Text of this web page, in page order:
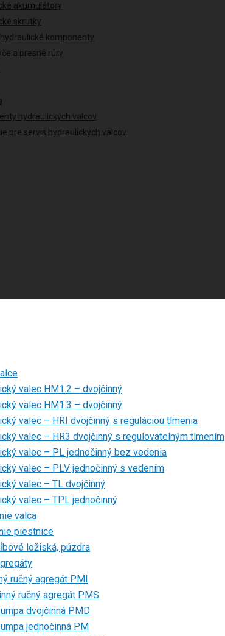
akumulátory
skrutky
komponenty
a presné rúry
hydraulických valcov
pre servis hydraulických valcov
valec HM1.2 – dvojčinný
valec HM1.3 – dvojčinný
valec – HRI dvojčinný s reguláciou tlmenia
valec – HR3 dvojčinný s regulovatelným tlmením
valec – PL jednočinný bez vedenia
valec – PLV jednočinný s vedením
valec – TL dvojčinný
valec – TPL jednočinný
valca
piestnice
ložiská, púzdra
ručný agregát PMI
ručný agregát PMS
dvojčinná PMD
jednočinná PM